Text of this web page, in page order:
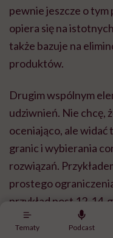
Tematy Podcast
pewnie jeszcze o
opiera się na
także bazuje na
produktów.
Drugim wspólnym
udziwnień. Nie chcę,
oceniająco, ale
granic i wybierania
rozwiązań.
prostego
przykład post 12-14-
u części osób